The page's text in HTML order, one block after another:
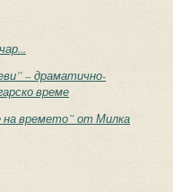
– драматично-
време
на времето” от Милка